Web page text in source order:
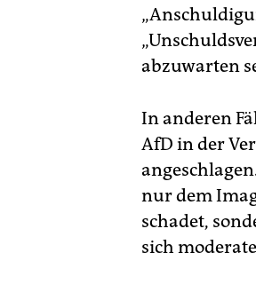
abzuwarten
In anderen
AfD in der
nur dem
schadet,
sich